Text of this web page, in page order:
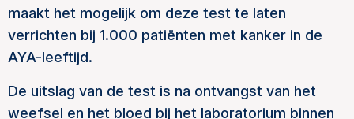
maakt het mogelijk om deze test te laten
verrichten bij 1.000 patiënten met kanker in de
AYA-leeftijd.
De uitslag van de test is na ontvangst van het
weefsel en het bloed bij het laboratorium binnen